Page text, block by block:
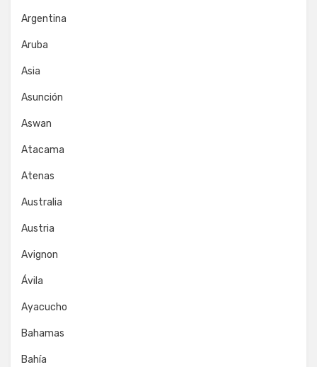
Argentina
Aruba
Asia
Asunción
Aswan
Atacama
Atenas
Australia
Austria
Avignon
Ávila
Ayacucho
Bahamas
Bahía